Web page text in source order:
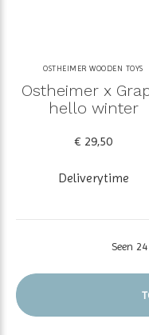
OSTHEIMER WOODEN TOYS
Ostheimer x
hello winter
€ 29,50
Deliverytime
Seen